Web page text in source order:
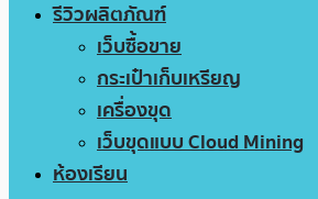
รีวิวผลิตภัณฑ์
เว็บซื้อขาย
กระเป๋าเก็บเหรียญ
เครื่องขุด
เว็บขุดแบบ Cloud Mining
ห้องเรียน